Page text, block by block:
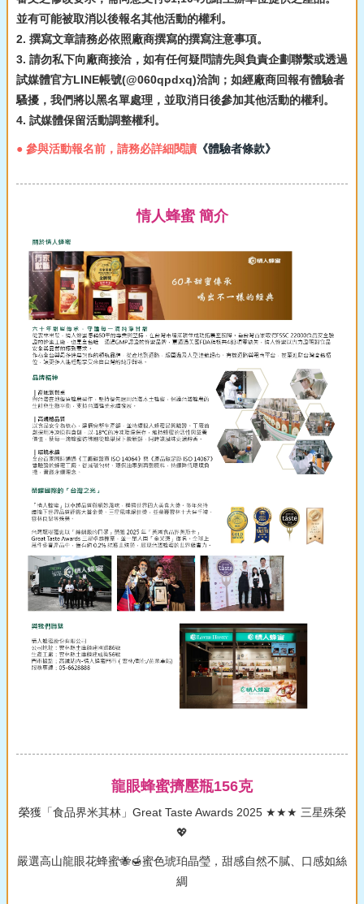
並有可能被取消以後報名其他活動的權利。
2. 撰寫文章請務必依照廠商撰寫的撰寫注意事項。
3. 請勿私下向廠商接洽，如有任何疑問請先與負責企劃聯繫或透過
試媒體官方LINE帳號(@060qpdxq)洽詢；如經廠商回報有體驗者
騷擾，我們將以黑名單處理，並取消日後參加其他活動的權利。
4. 試媒體保留活動調整權利。
● 參與活動報名前，請務必詳細閱讀 《體驗者條款》
情人蜂蜜 簡介
龍眼蜂蜜擠壓瓶156克
榮獲「⾷品界⽶其林」Great Taste Awards 2025 ★★★ 三星殊榮
💖
嚴選高山龍眼花蜂蜜🐝🍯蜜色琥珀晶瑩，甜感自然不膩、口感如絲
綢